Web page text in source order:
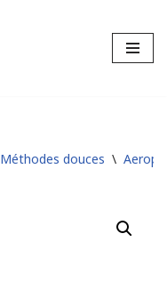
Méthodes douces \